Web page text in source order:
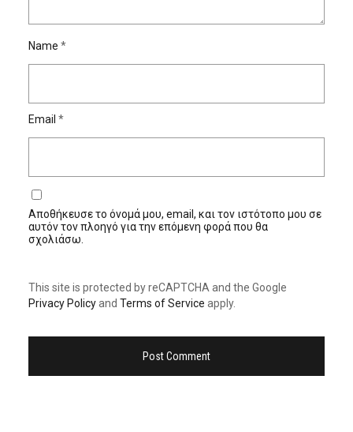
Name *
Email *
Αποθήκευσε το όνομά μου, email, και τον ιστότοπο μου σε
αυτόν τον πλοηγό για την επόμενη φορά που θα
σχολιάσω.
This site is protected by reCAPTCHA and the Google
Privacy Policyand Terms of Service apply.